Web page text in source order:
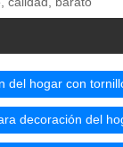
del hogar con
decoración del